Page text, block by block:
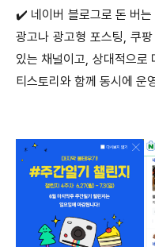
✔️ 네이버 블로그로 돈 버는
광고나 광고형 포스팅, 쿠
있는 채널이고, 상대적으로
티스토리와 함께 동시에 운